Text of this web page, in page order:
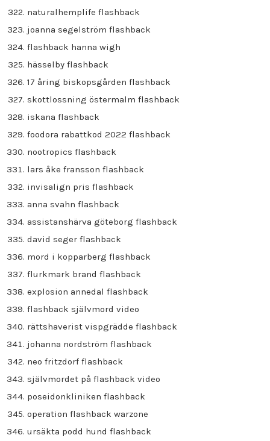
naturalhemplife flashback
joanna segelström flashback
flashback hanna wigh
hässelby flashback
17 åring biskopsgården flashback
skottlossning östermalm flashback
iskana flashback
foodora rabattkod 2022 flashback
nootropics flashback
lars åke fransson flashback
invisalign pris flashback
anna svahn flashback
assistanshärva göteborg flashback
david seger flashback
mord i kopparberg flashback
flurkmark brand flashback
explosion annedal flashback
flashback självmord video
rättshaverist vispgrädde flashback
johanna nordström flashback
neo fritzdorf flashback
självmordet på flashback video
poseidonkliniken flashback
operation flashback warzone
ursäkta podd hund flashback